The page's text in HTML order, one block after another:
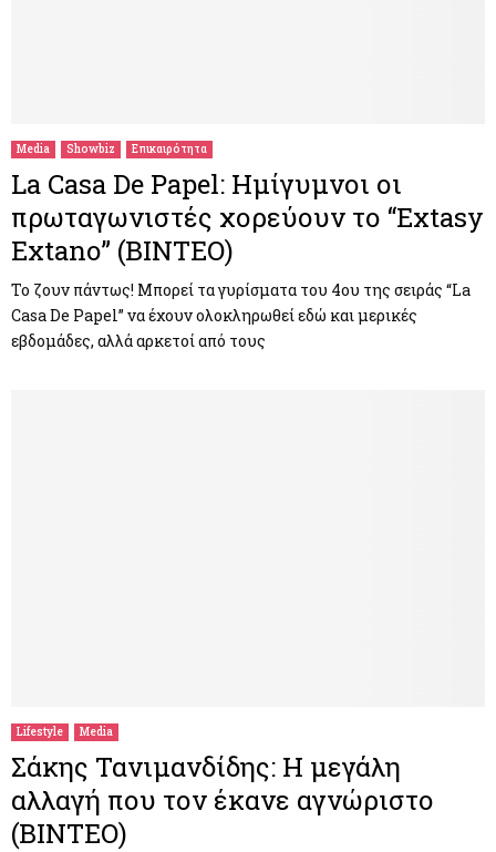
Media Showbiz Επικαιρότητα
La Casa De Papel: Ημίγυμνοι οι
πρωταγωνιστές χορεύουν το “Extasy
Extano” (BINTEO)
To ζουν πάντως! Μπορεί τα γυρίσματα του 4ου της σειράς “La
Casa De Papel” να έχουν ολοκληρωθεί εδώ και μερικές
εβδομάδες, αλλά αρκετοί από τους
Lifestyle Media
Σάκης Τανιμανδίδης: Η μεγάλη
αλλαγή που τον έκανε αγνώριστο
(ΒΙΝΤΕΟ)